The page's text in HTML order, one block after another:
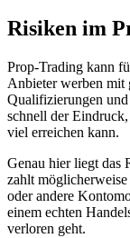
Risiken im
Prop-Trading kann
Anbieter werben mit
Qualifizierungen
schnell der
viel erreichen kann.
Genau hier liegt das
zahlt
oder andere
einem echten
verloren geht.